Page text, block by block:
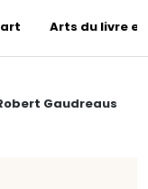
Arts du livre
Gaudreaus